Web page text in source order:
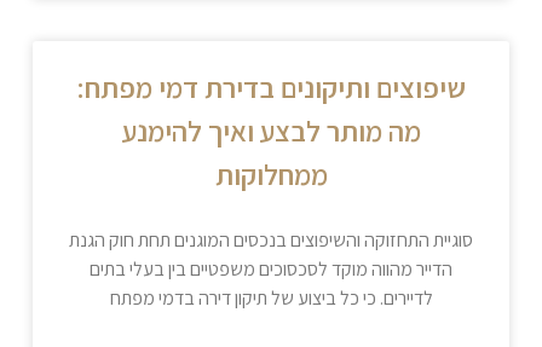
שיפוצים ותיקונים בדירת דמי מפתח:
מה מותר לבצע ואיך להימנע
ממחלוקות
סוגיית התחזוקה והשיפוצים בנכסים המוגנים תחת חוק הגנת
הדייר מהווה מוקד לסכסוכים משפטיים בין בעלי בתים
לדיירים. כי כל ביצוע של תיקון דירה בדמי מפתח